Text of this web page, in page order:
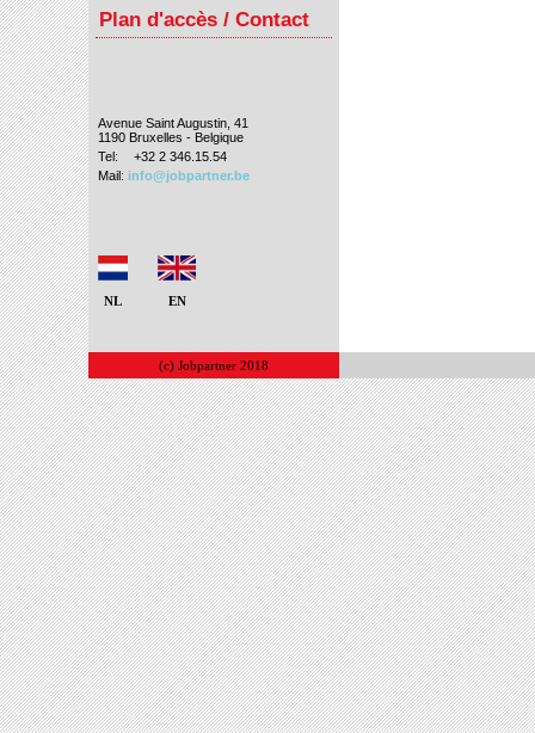
Plan d'accès / Contact
Avenue Saint Augustin, 41
1190 Bruxelles - Belgique
Tel:
+32 2 346.15.54
Mail: info@jobpartner.be
NL EN
(c) Jobpartner 2018